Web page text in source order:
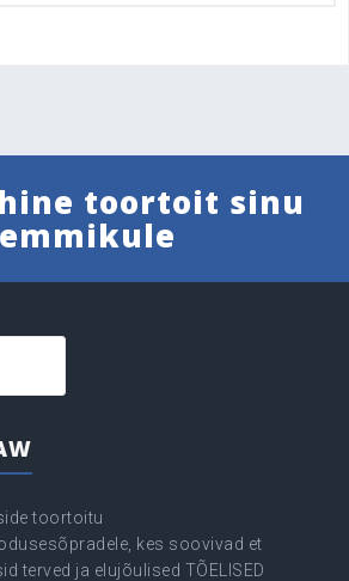
toortoit sinu
toortoitu
kes soovivad et
terved ja elujõulised TÕELISED